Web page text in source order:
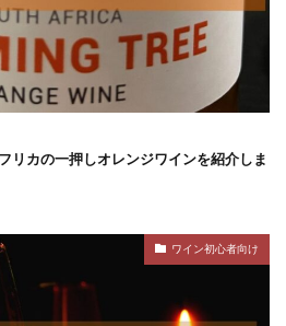
リカの一押しオレンジワインを紹介しま
ワイン初心者向け